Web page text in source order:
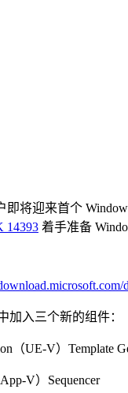
迎来首个
14393 着手准备
入三个新的组件：
（UE-V）Template
V）Sequencer